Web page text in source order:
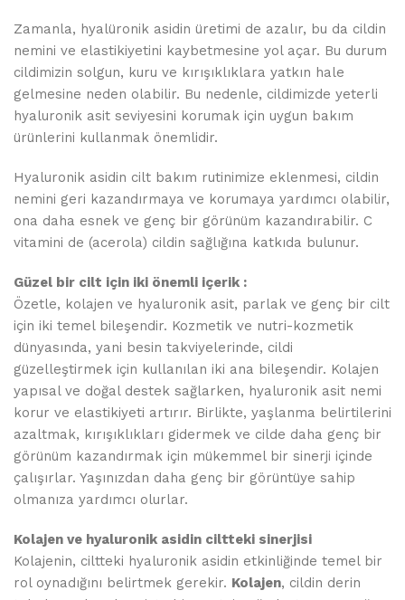
Zamanla, hyalüronik asidin üretimi de azalır, bu da cildin
nemini ve elastikiyetini kaybetmesine yol açar. Bu durum
cildimizin solgun, kuru ve kırışıklıklara yatkın hale
gelmesine neden olabilir. Bu nedenle, cildimizde yeterli
hyaluronik asit seviyesini korumak için uygun bakım
ürünlerini kullanmak önemlidir.
Hyaluronik asidin cilt bakım rutinimize eklenmesi, cildin
nemini geri kazandırmaya ve korumaya yardımcı olabilir,
ona daha esnek ve genç bir görünüm kazandırabilir. C
vitamini de (acerola) cildin sağlığına katkıda bulunur.
Güzel bir cilt için iki önemli içerik :
Özetle, kolajen ve hyaluronik asit, parlak ve genç bir cilt
için iki temel bileşendir. Kozmetik ve nutri-kozmetik
dünyasında, yani besin takviyelerinde, cildi
güzelleştirmek için kullanılan iki ana bileşendir. Kolajen
yapısal ve doğal destek sağlarken, hyaluronik asit nemi
korur ve elastikiyeti artırır. Birlikte, yaşlanma belirtilerini
azaltmak, kırışıklıkları gidermek ve cilde daha genç bir
görünüm kazandırmak için mükemmel bir sinerji içinde
çalışırlar. Yaşınızdan daha genç bir görüntüye sahip
olmanıza yardımcı olurlar.
Kolajen ve hyaluronik asidin ciltteki sinerjisi
Kolajenin, ciltteki hyaluronik asidin etkinliğinde temel bir
rol oynadığını belirtmek gerekir. Kolajen, cildin derin